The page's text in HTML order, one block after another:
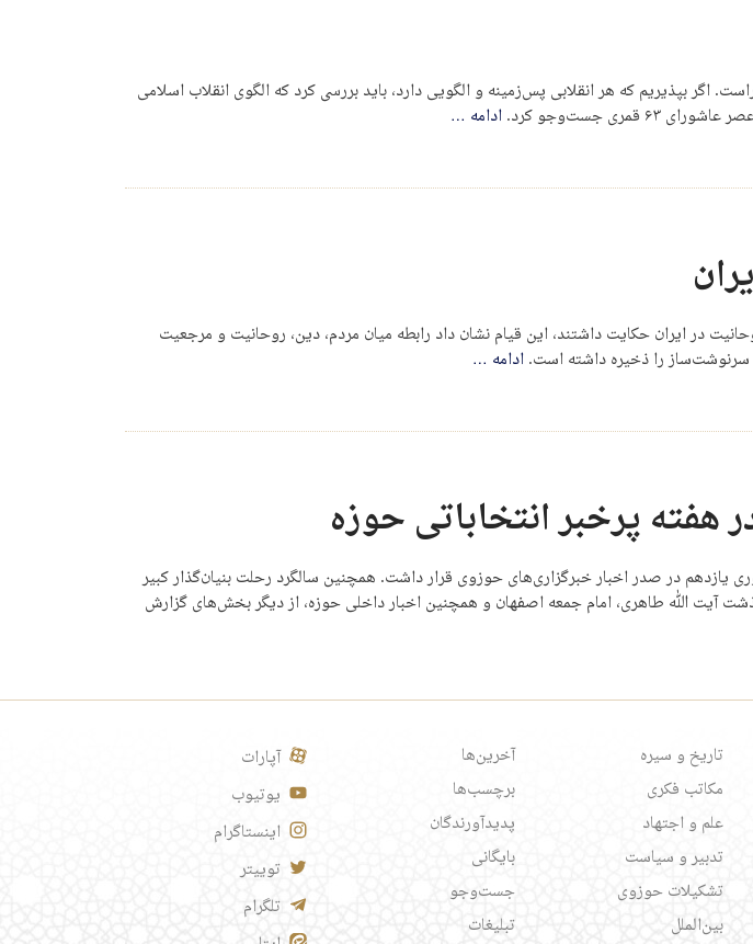
اگر بپذیریم که هر انقلابی پس‌‌زمینه و الگویی دارد، باید بررسی کرد که الگوی انقلاب اسلامی
ادامه …
در ایران حکایت داشتند، این قیام نشان داد رابطه میان مردم، دین، روحانیت و مرجعیت
سرنوشت‌ساز را ذخیره داشته است.ادامه …
هفته‌ پرخبر انتخاباتی حوزه
یازدهم در صدر اخبار خبرگزاری‌های حوزوی قرار داشت. همچنین سالگرد رحلت بنیان‌گذار کبیر
آیت الله طاهری، امام جمعه اصفهان و همچنین اخبار داخلی حوزه، از دیگر بخش‌های گزارش
تاریخ و سیره
مکاتب فکری
علم و اجتهاد
تدبیر و سیاست
تشکیلات حوزوی
بین‌الملل
آخرین‌ها
برچسب‌ها
پدیدآورندگان
بایگانی
جست‌وجو
تبلیغات
آپارات
یوتیوب
اینستاگرام
توییتر
تلگرام